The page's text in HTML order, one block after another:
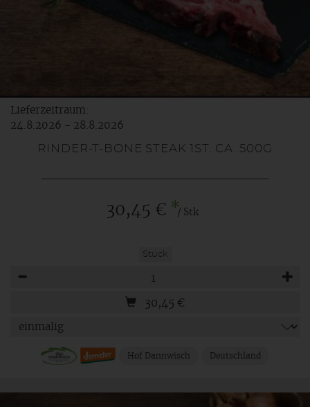
Lieferzeitraum:
24.8.2026 - 28.8.2026
RINDER-T-BONE STEAK 1ST. CA. 500G
30,45 € */ Stk
Stück
30,45 €
Hof Dannwisch Deutschland